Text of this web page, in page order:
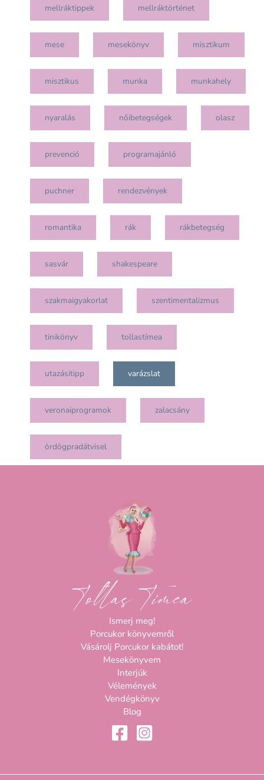
mellráktippek mellráktörténet
mese mesekönyv misztikum
misztikus munka munkahely
nyaralás nőibetegségek olasz
prevenció programajánló
puchner rendezvények
romantika rák rákbetegség
sasvár shakespeare
szakmaigyakorlat szentimentalizmus
tinikönyv tollastímea
utazásitipp varázslat
veronaiprogramok zalacsány
ördögpradátvisel
Tollas Tímea
Ismerj meg!
Porcukor könyvemről
Vásárolj Porcukor kabátot!
Mesekönyvem
Interjúk
Vélemények
Vendégkönyv
Blog